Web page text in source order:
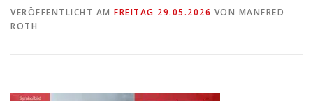
VERÖFFENTLICHT AM FREITAG 29.05.2026 VON MANFRED
ROTH